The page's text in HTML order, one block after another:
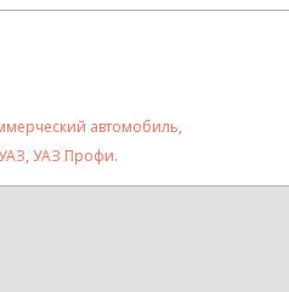
автомобиль,
, УАЗ Профи.